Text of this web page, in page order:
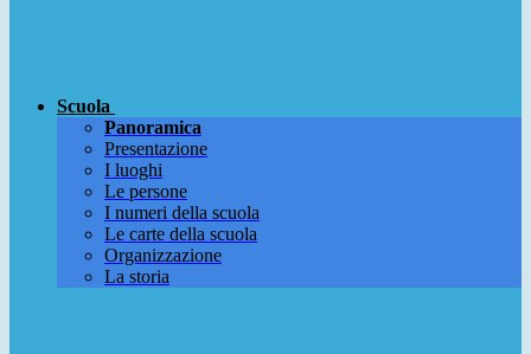
Scuola
Panoramica
Presentazione
I luoghi
Le persone
I numeri della scuola
Le carte della scuola
Organizzazione
La storia